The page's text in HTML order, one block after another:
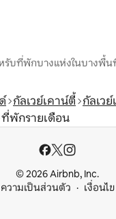
รับที่พักบางแห่งในบางพื้น
กัลเวย์เคาน์ตี้ กัลเว
ที่พักรายเดือน
© 2026 Airbnb, Inc.
ความเป็นส่วนตัว
เงื่อนไข